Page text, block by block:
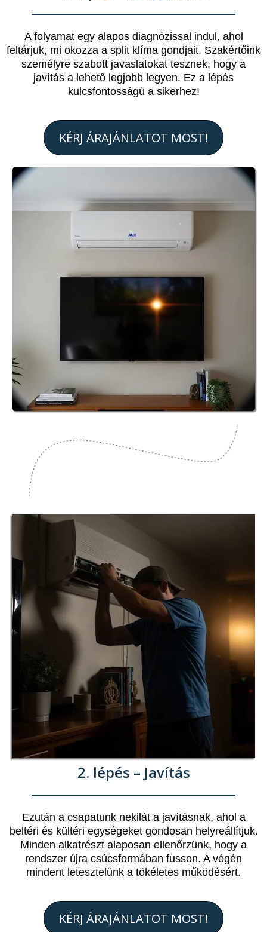
A folyamat egy alapos diagnózissal indul, ahol
feltárjuk, mi okozza a split klíma gondjait. Szakértőink
személyre szabott javaslatokat tesznek, hogy a
javítás a lehető legjobb legyen. Ez a lépés
kulcsfontosságú a sikerhez!
KÉRJ ÁRAJÁNLATOT MOST!
2. lépés – Javítás
Ezután a csapatunk nekilát a javításnak, ahol a
beltéri és kültéri egységeket gondosan helyreállítjuk.
Minden alkatrészt alaposan ellenőrzünk, hogy a
rendszer újra csúcsformában fusson. A végén
mindent letesztelünk a tökéletes működésért.
KÉRJ ÁRAJÁNLATOT MOST!